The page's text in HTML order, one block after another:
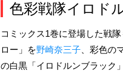
色彩戦隊イロド
コミックス1巻に登場した戦
ロー」を野崎奈三子 、彩色の
の白黒「イロドルンブラック